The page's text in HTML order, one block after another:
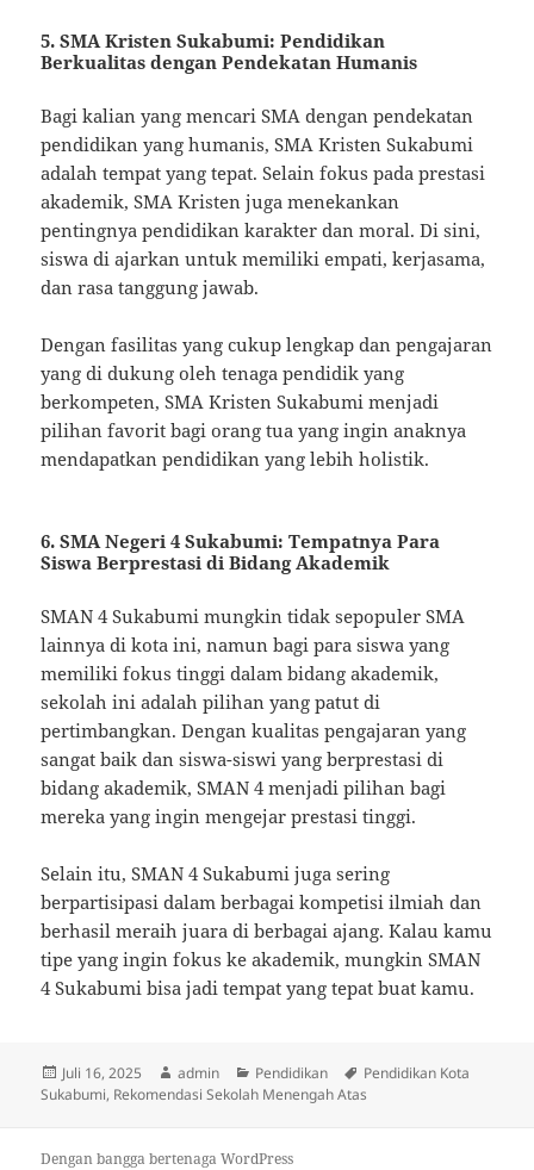
5. SMA Kristen Sukabumi: Pendidikan
Berkualitas dengan Pendekatan Humanis
Bagi kalian yang mencari SMA dengan pendekatan
pendidikan yang humanis, SMA Kristen Sukabumi
adalah tempat yang tepat. Selain fokus pada prestasi
akademik, SMA Kristen juga menekankan
pentingnya pendidikan karakter dan moral. Di sini,
siswa di ajarkan untuk memiliki empati, kerjasama,
dan rasa tanggung jawab.
Dengan fasilitas yang cukup lengkap dan pengajaran
yang di dukung oleh tenaga pendidik yang
berkompeten, SMA Kristen Sukabumi menjadi
pilihan favorit bagi orang tua yang ingin anaknya
mendapatkan pendidikan yang lebih holistik.
6. SMA Negeri 4 Sukabumi: Tempatnya Para
Siswa Berprestasi di Bidang Akademik
SMAN 4 Sukabumi mungkin tidak sepopuler SMA
lainnya di kota ini, namun bagi para siswa yang
memiliki fokus tinggi dalam bidang akademik,
sekolah ini adalah pilihan yang patut di
pertimbangkan. Dengan kualitas pengajaran yang
sangat baik dan siswa-siswi yang berprestasi di
bidang akademik, SMAN 4 menjadi pilihan bagi
mereka yang ingin mengejar prestasi tinggi.
Selain itu, SMAN 4 Sukabumi juga sering
berpartisipasi dalam berbagai kompetisi ilmiah dan
berhasil meraih juara di berbagai ajang. Kalau kamu
tipe yang ingin fokus ke akademik, mungkin SMAN
4 Sukabumi bisa jadi tempat yang tepat buat kamu.
Diposkan
pada
Juli 16, 2025 Penulis
admin Kategori
Pendidikan Tag
Pendidikan Kota
Sukabumi, Rekomendasi Sekolah Menengah Atas
Dengan bangga bertenaga WordPress